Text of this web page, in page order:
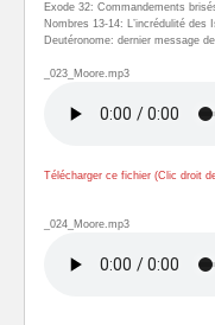
Exode 32: Commandements
Nombres 13-14: L’incrédulité
Deutéronome: dernier message
_023_Moore.mp3
Télécharger ce fichier (Clic droit
_024_Moore.mp3